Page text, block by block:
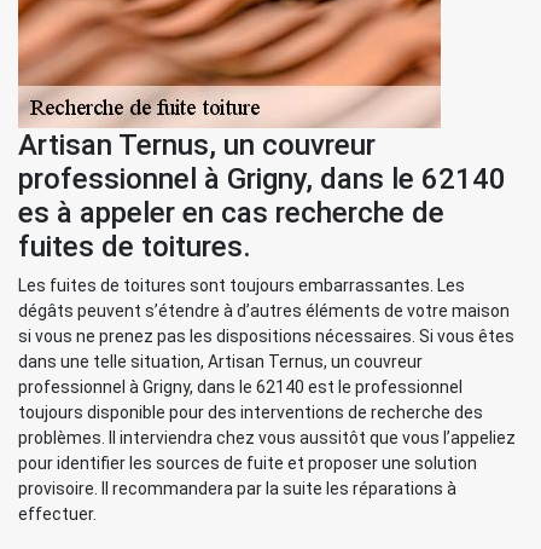
Artisan Ternus, un couvreur
professionnel à Grigny, dans le 62140
es à appeler en cas recherche de
fuites de toitures.
Les fuites de toitures sont toujours embarrassantes. Les
dégâts peuvent s’étendre à d’autres éléments de votre maison
si vous ne prenez pas les dispositions nécessaires. Si vous êtes
dans une telle situation, Artisan Ternus, un couvreur
professionnel à Grigny, dans le 62140 est le professionnel
toujours disponible pour des interventions de recherche des
problèmes. Il interviendra chez vous aussitôt que vous l’appeliez
pour identifier les sources de fuite et proposer une solution
provisoire. Il recommandera par la suite les réparations à
effectuer.